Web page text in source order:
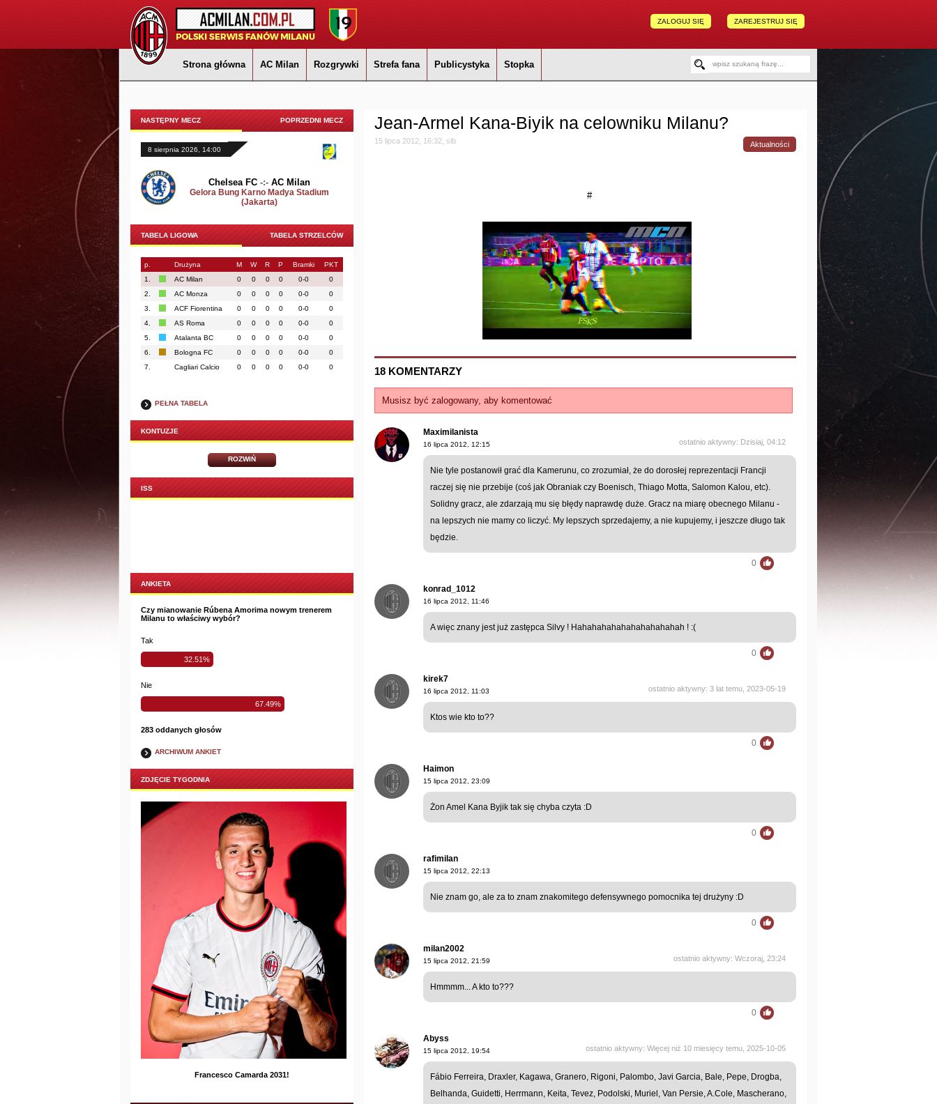
ZAREJESTRUJ SIĘ
ZALOGUJ SIĘ
Strona główna AC Milan Rozgrywki Strefa fana Publicystyka Stopka
NASTĘPNY MECZ POPRZEDNI MECZ
8 sierpnia 2026, 14:00
Chelsea FC -:- AC Milan
Gelora Bung Karno Madya Stadium
(Jakarta)
TABELA LIGOWA TABELA STRZELCÓW
p. Drużyna M W R P Bramki
PKT
1.
AC Milan 0 0 0 0 0-0
0
2.
AC Monza 0 0 0 0 0-0
0
3.
ACF Fiorentina 0 0 0 0 0-0
0
4.
AS Roma 0 0 0 0 0-0
0
5.
Atalanta BC 0 0 0 0 0-0
0
6.
Bologna FC 0 0 0 0 0-0
0
7.
Cagliari Calcio 0 0 0 0 0-0 0
PEŁNA TABELA
KONTUZJE
ROZWIŃ
ISS
ANKIETA
Czy mianowanie Rúbena Amorima nowym trenerem
Milanu to właściwy wybór?
Tak
32.51%
Nie
67.49%
283 oddanych głosów
ARCHIWUM ANKIET
ZDJĘCIE TYGODNIA
Francesco Camarda 2031!
Jean-Armel Kana-Biyik na celowniku Milanu?
15 lipca 2012, 16:32, slb Aktualności
#
18 KOMENTARZY
Musisz być zalogowany, aby komentować
Maximilanista
ostatnio aktywny: Dzisiaj, 04:12
16 lipca 2012, 12:15
Nie tyle postanowił grać dla Kamerunu, co zrozumiał, że do dorosłej reprezentacji Francji
raczej się nie przebije (coś jak Obraniak czy Boenisch, Thiago Motta, Salomon Kalou, etc).
Solidny gracz, ale zdarzają mu się błędy naprawdę duże. Gracz na miarę obecnego Milanu -
na lepszych nie mamy co liczyć. My lepszych sprzedajemy, a nie kupujemy, i jeszcze długo tak
będzie.
0
konrad_1012
16 lipca 2012, 11:46
A więc znany jest już zastępca Silvy ! Hahahahahahahahahahahah ! :(
0
kirek7
ostatnio aktywny: 3 lat temu, 2023-05-19
16 lipca 2012, 11:03
Ktos wie kto to??
0
Haimon
15 lipca 2012, 23:09
Żon Amel Kana Byjik tak się chyba czyta :D
0
rafimilan
15 lipca 2012, 22:13
Nie znam go, ale za to znam znakomitego defensywnego pomocnika tej drużyny :D
0
milan2002
ostatnio aktywny: Wczoraj, 23:24
15 lipca 2012, 21:59
Hmmmm... A kto to???
0
Abyss
ostatnio aktywny: Więcej niż 10 miesięcy temu, 2025-10-05
15 lipca 2012, 19:54
Fábio Ferreira, Draxler, Kagawa, Granero, Rigoni, Palombo, Javi Garcia, Bale, Pepe, Drogba,
Belhanda, Guidetti, Herrmann, Keita, Tevez, Podolski, Muriel, Van Persie, A.Cole, Mascherano,